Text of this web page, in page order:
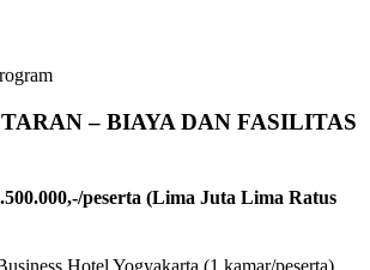
– BIAYA DAN FASILITAS
peserta (Lima Juta Lima Ratus